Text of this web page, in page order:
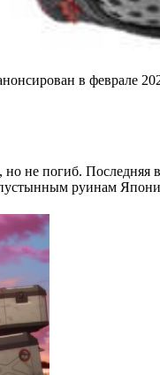
в феврале
но не погиб.
руинам